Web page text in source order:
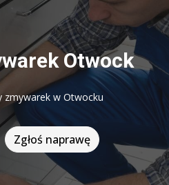
Otwock
zmywarek w Otwocku
Zgłoś naprawę